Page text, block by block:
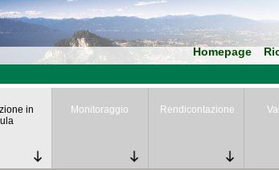
Homepage
in
Monitoraggio Rendicontazione